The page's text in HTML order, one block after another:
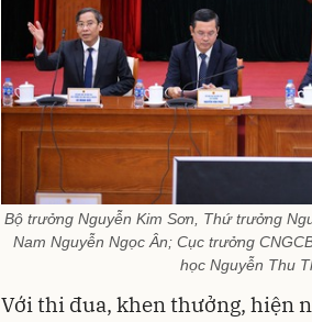
Bộ trưởng Nguyễn Kim Sơn, Thứ trưởng
Nam Nguyễn Ngọc Ân; Cục trưởng
học Nguyễn Thu
Với thi đua, khen thưởng, hiện